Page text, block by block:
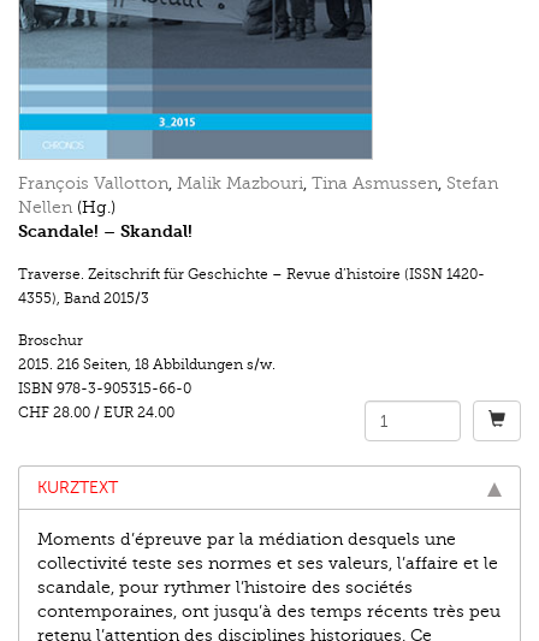
François Vallotton, Malik Mazbouri, Tina Asmussen, Stefan
Nellen (Hg.)
Scandale! – Skandal!
Traverse. Zeitschrift für Geschichte – Revue d’histoire (ISSN 1420-
4355), Band 2015/3
Broschur
2015. 216 Seiten, 18 Abbildungen s/w.
ISBN 978-3-905315-66-0
CHF 28.00 / EUR 24.00
KURZTEXT
Moments d’épreuve par la médiation desquels une
collectivité teste ses normes et ses valeurs, l’affaire et le
scandale, pour rythmer l’histoire des sociétés
contemporaines, ont jusqu’à des temps récents très peu
retenu l’attention des disciplines historiques. Ce